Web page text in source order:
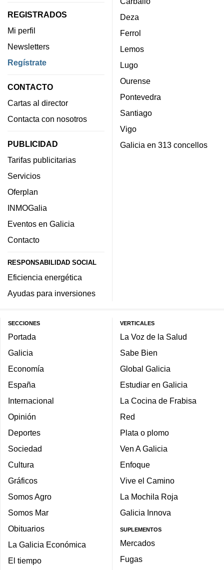
REGISTRADOS
Mi perfil
Newsletters
Regístrate
CONTACTO
Cartas al director
Contacta con nosotros
PUBLICIDAD
Tarifas publicitarias
Servicios
Oferplan
INMOGalia
Eventos en Galicia
Contacto
RESPONSABILIDAD SOCIAL
Eficiencia energética
Ayudas para inversiones
Deza
Ferrol
Lemos
Lugo
Ourense
Pontevedra
Santiago
Vigo
Galicia en 313 concellos
SECCIONES
Portada
Galicia
Economía
España
Internacional
Opinión
Deportes
Sociedad
Cultura
Gráficos
Somos Agro
Somos Mar
Obituarios
La Galicia Económica
El tiempo
VERTICALES
La Voz de la Salud
Sabe Bien
Global Galicia
Estudiar en Galicia
La Cocina de Frabisa
Red
Plata o plomo
Ven A Galicia
Enfoque
Vive el Camino
La Mochila Roja
Galicia Innova
SUPLEMENTOS
Mercados
Fugas